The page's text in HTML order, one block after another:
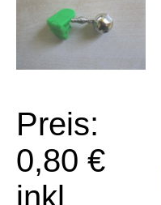
Preis:
0,80 €
inkl.